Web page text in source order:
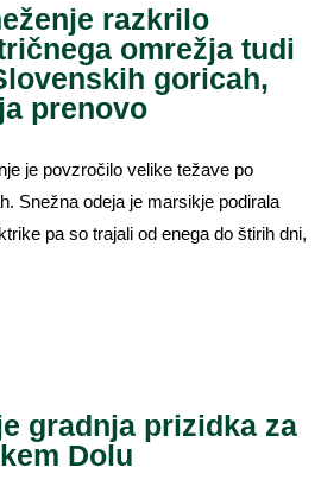
razkrilo
omrežja tudi
goricah,
prenovo
je povzročilo velike težave po
Snežna odeja je marsikje podirala
pa so trajali od enega do štirih dni,
gradnja prizidka za
Dolu